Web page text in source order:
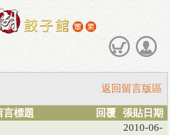
返回留言版區
言標題 回覆 張貼日期
2010-06-